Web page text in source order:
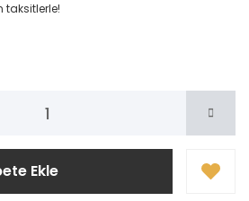
taksitlerle!
Ekle